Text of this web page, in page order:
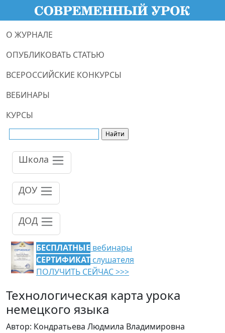
О ЖУРНАЛЕ
ОПУБЛИКОВАТЬ СТАТЬЮ
ВСЕРОССИЙСКИЕ КОНКУРСЫ
ВЕБИНАРЫ
КУРСЫ
Школа
ДОУ
ДОД
БЕСПЛАТНЫЕ вебинары
СЕРТИФИКАТ слушателя
ПОЛУЧИТЬ СЕЙЧАС >>>
Технологическая карта урока
немецкого языка
Автор: Кондратьева Людмила Владимировна